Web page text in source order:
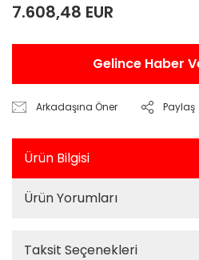
7.608,48 EUR
Gelince Haber
Arkadaşına Öner Paylaş
Ürün Bilgisi
Ürün Yorumları
Taksit Seçenekleri